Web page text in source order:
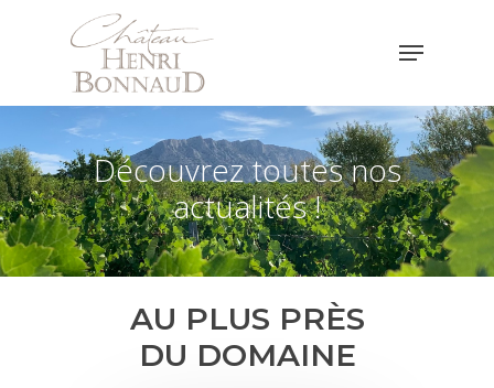
Hit enter to search or ESC to close
Découvrez toutes nos
actualités !
AU PLUS PRÈS
DU DOMAINE